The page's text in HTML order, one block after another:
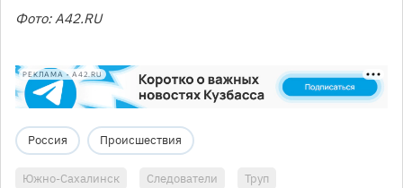
Фото: A42.RU
РЕКЛАМА • A42.RU
Россия Происшествия
Южно-Сахалинск Следователи Труп